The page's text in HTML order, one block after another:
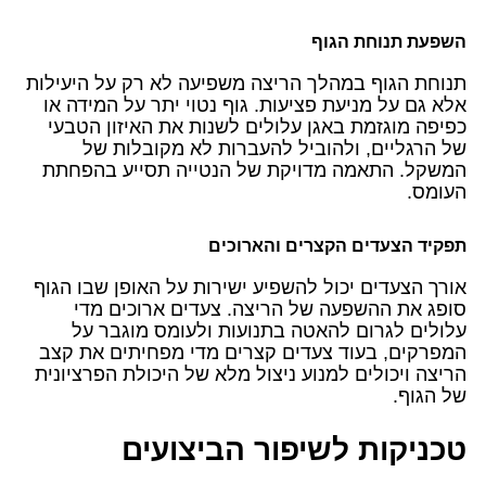
השפעת תנוחת הגוף
תנוחת הגוף במהלך הריצה משפיעה לא רק על היעילות
אלא גם על מניעת פציעות. גוף נטוי יתר על המידה או
כפיפה מוגזמת באגן עלולים לשנות את האיזון הטבעי
של הרגליים, ולהוביל להעברות לא מקובלות של
המשקל. התאמה מדויקת של הנטייה תסייע בהפחתת
העומס.
תפקיד הצעדים הקצרים והארוכים
אורך הצעדים יכול להשפיע ישירות על האופן שבו הגוף
סופג את ההשפעה של הריצה. צעדים ארוכים מדי
עלולים לגרום להאטה בתנועות ולעומס מוגבר על
המפרקים, בעוד צעדים קצרים מדי מפחיתים את קצב
הריצה ויכולים למנוע ניצול מלא של היכולת הפרציונית
של הגוף.
טכניקות לשיפור הביצועים